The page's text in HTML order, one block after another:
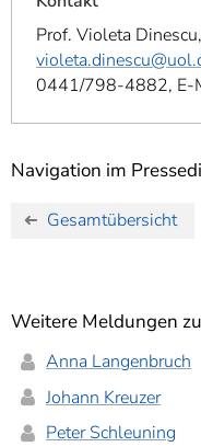
Prof. Violeta
0441/798-4882, E-
Navigation im
Gesamtübersicht
Weitere Meldungen
Anna Langenbruch
Johann Kreuzer
Peter Schleuning